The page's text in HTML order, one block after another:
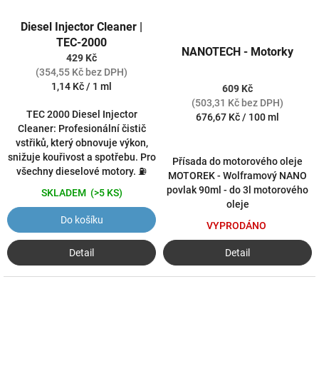
Diesel Injector Cleaner |
TEC-2000
429 Kč
(354,55 Kč bez DPH)
Měrná
1,14 Kč / 1 ml
TEC 2000 Diesel Injector
Cleaner: Profesionální čistič
vstřiků, který obnovuje výkon,
snižuje kouřivost a spotřebu. Pro
všechny dieselové motory. ⛽️
SKLADEM (>5 KS)
Do košíku
Detail
NANOTECH - Motorky
609 Kč
(503,31 Kč bez DPH)
Měrná
676,67 Kč / 100 ml
Přísada do motorového oleje
MOTOREK - Wolframový NANO
povlak 90ml - do 3l motorového
oleje
VYPRODÁNO
Detail